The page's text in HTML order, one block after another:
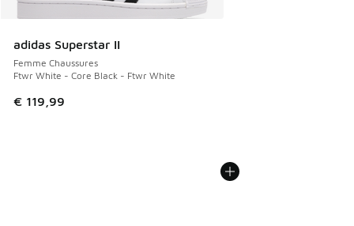
adidas Superstar II
Femme Chaussures
Ftwr White - Core Black - Ftwr White
€ 119,99